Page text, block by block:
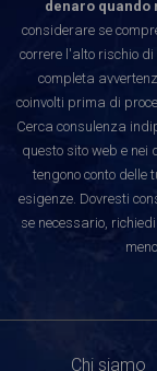
denaro quando
considerare se
correre l'alto rischio
completa
coinvolti prima di
Cerca consulenza
questo sito web e nei
tengono conto
esigenze. Dovresti
se necessario,
Chi siamo